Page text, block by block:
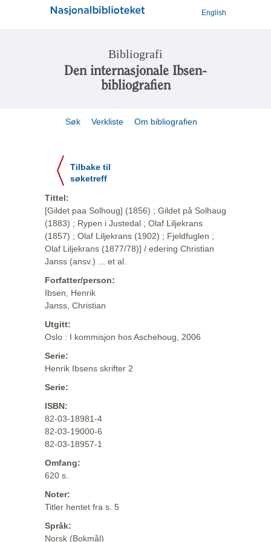
English
Bibliografi
Den internasjonale Ibsen-
bibliografien
Søk Verkliste Om bibliografien
Tilbake til
søketreff
Tittel:
[Gildet paa Solhoug] (1856) ; Gildet på Solhaug
(1883) ; Rypen i Justedal ; Olaf Liljekrans
(1857) ; Olaf Liljekrans (1902) ; Fjeldfuglen ;
Olaf Liljekrans (1877/78)] / edering Christian
Janss (ansv.) ... et al.
Forfatter/person:
Ibsen, Henrik
Janss, Christian
Utgitt:
Oslo : I kommisjon hos Aschehoug, 2006
Serie:
Henrik Ibsens skrifter 2
Serie:
ISBN:
82-03-18981-4
82-03-19000-6
82-03-18957-1
Omfang:
620 s.
Noter:
Titler hentet fra s. 5
Språk:
Norsk (Bokmål)